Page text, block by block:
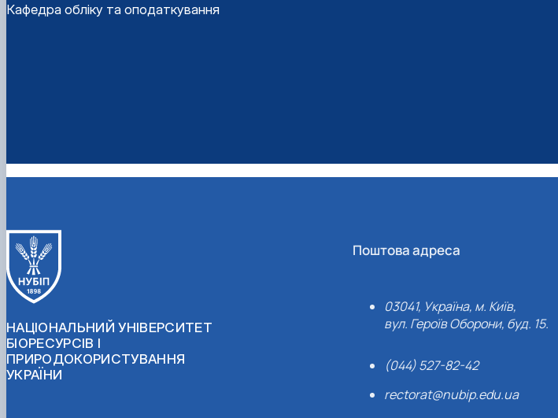
Кафедра обліку та оподаткування
НАЦІОНАЛЬНИЙ УНІВЕРСИТЕТ
БІОРЕСУРСІВ І
ПРИРОДОКОРИСТУВАННЯ
УКРАЇНИ
Поштова адреса
03041, Україна, м. Київ,
вул. Героїв Оборони, буд. 15.
(044) 527-82-42
rectorat@nubip.edu.ua